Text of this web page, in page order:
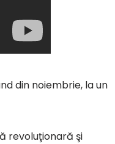
din noiembrie, la un
revoluţionară şi